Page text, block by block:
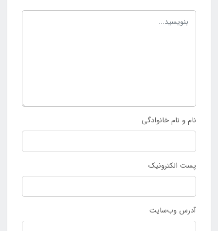
نام و نام خانوادگی
پست الکترونیک
آدرس وب‌سایت